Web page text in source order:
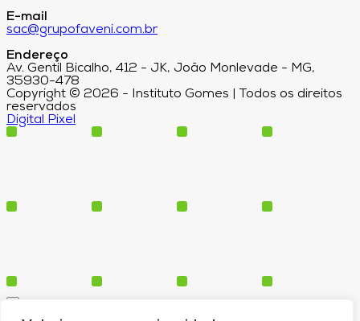
E-mail
sac@grupofaveni.com.br
Endereço
Av. Gentil Bicalho, 412 - JK, João Monlevade - MG,
35930-478
Copyright © 2026 - Instituto Gomes | Todos os direitos
reservados
Digital Pixel